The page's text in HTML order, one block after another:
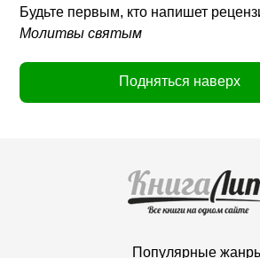
Будьте первым, кто напишет
Молитвы святым
Подняться наверх
Популярные